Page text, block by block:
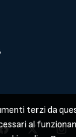
terzi da
al